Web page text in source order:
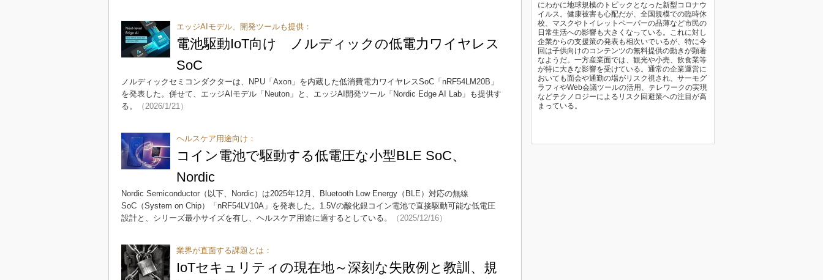
エッジAIモデル、開発ツールも提供：
電池駆動IoT向け ノルディックの低電力ワイヤレス
SoC
ノルディックセミコンダクターは、NPU「Axon」を内蔵した低消費電力ワイヤレスSoC「nRF54LM20B」
を発表した。併せて、エッジAIモデル「Neuton」と、エッジAI開発ツール「Nordic Edge AI Lab」も提供す
る。
（2026/1/21）
ヘルスケア用途向け：
コイン電池で駆動する低電圧な小型BLE SoC、
Nordic
Nordic Semiconductor（以下、Nordic）は2025年12月、Bluetooth Low Energy（BLE）対応の無線
SoC（System on Chip）「nRF54LV10A」を発表した。1.5Vの酸化銀コイン電池で直接駆動可能な低電圧
設計と、シリーズ最小サイズを有し、ヘルスケア用途に適するとしている。
（2025/12/16）
業界が直面する課題とは：
IoTセキュリティの現在地～深刻な失敗例と教訓、規
にわかに地球規模のトピックとなった新型コロナウ
イルス。健康被害も心配だが、全国規模での臨時休
校、マスクやトイレットペーパーの品薄など市民の
日常生活への影響も大きくなっている。これに対し
企業からの支援策の発表も相次いでいるが、特に今
回は子供向けのコンテンツの無料提供の動きが顕著
なようだ。一方産業面では、観光や小売、飲食業等
が特に大きな影響を受けている。通常の企業運営に
おいても面会や通勤の場がリスク視され、サーモグ
ラフィやWeb会議ツールの活用、テレワークの実現
などテクノロジーによるリスク回避策への注目が高
まっている。